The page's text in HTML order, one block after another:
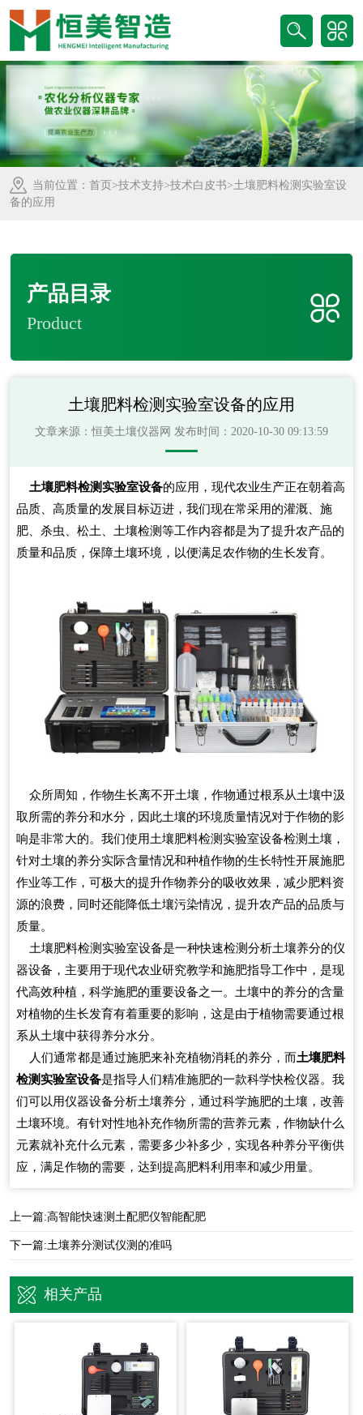
当前位置： 首页 >技术支持>技术白皮书>土壤肥料检测实验室设
备的应用
产品目录
Product
土壤肥料检测实验室设备的应用
文章来源：恒美土壤仪器网 发布时间：2020-10-30 09:13:59
土壤肥料检测实验室设备的应用，现代农业生产正在朝着高
品质、高质量的发展目标迈进，我们现在常采用的灌溉、施
肥、杀虫、松土、土壤检测等工作内容都是为了提升农产品的
质量和品质，保障土壤环境，以便满足农作物的生长发育。
众所周知，作物生长离不开土壤，作物通过根系从土壤中汲
取所需的养分和水分，因此土壤的环境质量情况对于作物的影
响是非常大的。我们使用土壤肥料检测实验室设备检测土壤，
针对土壤的养分实际含量情况和种植作物的生长特性开展施肥
作业等工作，可极大的提升作物养分的吸收效果，减少肥料资
源的浪费，同时还能降低土壤污染情况，提升农产品的品质与
质量。
土壤肥料检测实验室设备是一种快速检测分析土壤养分的仪
器设备，主要用于现代农业研究教学和施肥指导工作中，是现
代高效种植，科学施肥的重要设备之一。土壤中的养分的含量
对植物的生长发育有着重要的影响，这是由于植物需要通过根
系从土壤中获得养分水分。
人们通常都是通过施肥来补充植物消耗的养分，而土壤肥料
检测实验室设备是指导人们精准施肥的一款科学快检仪器。我
们可以用仪器设备分析土壤养分，通过科学施肥的土壤，改善
土壤环境。有针对性地补充作物所需的营养元素，作物缺什么
元素就补充什么元素，需要多少补多少，实现各种养分平衡供
应，满足作物的需要，达到提高肥料利用率和减少用量。
上一篇:高智能快速测土配肥仪智能配肥
下一篇:土壤养分测试仪测的准吗
相关产品